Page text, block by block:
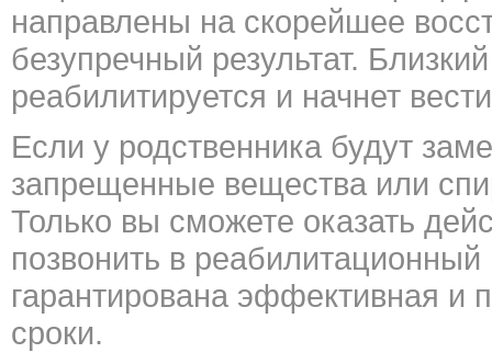
направлены на скорейшее
безупречный результат.
реабилитируется и начнет
Если у родственника будут
запрещенные вещества или
Только вы сможете оказать
позвонить в
гарантирована эффективная и
сроки.